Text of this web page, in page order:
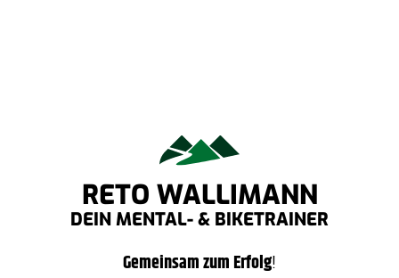
RETO WALLIMANN
DEIN MENTAL- & BIKETRAINER
Gemeinsam zum Erfolg!